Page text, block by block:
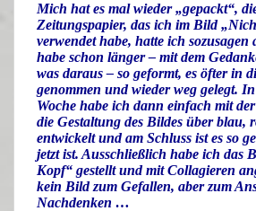
Mich hat es mal wieder „gepackt“,
Zeitungspapier, das ich im Bild
verwendet habe, hatte ich sozusagen
habe schon länger – mit dem
was daraus – so geformt, es öfter in
genommen und wieder weg gelegt. In
Woche habe ich dann einfach mit der
die Gestaltung des Bildes über blau,
entwickelt und am Schluss ist es so
jetzt ist. Ausschließlich habe ich das
Kopf“ gestellt und mitCollagieren
kein Bild zum Gefallen, aber zum
Nachdenken …